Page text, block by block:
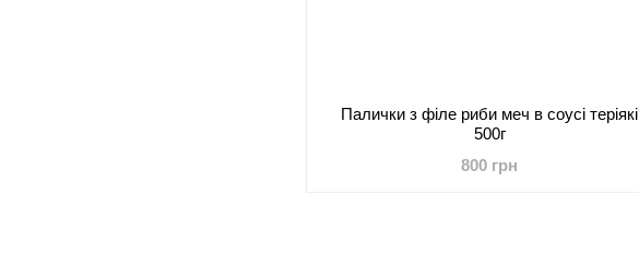
Палички з філе риби меч в соусі теріякі
500г
800 грн